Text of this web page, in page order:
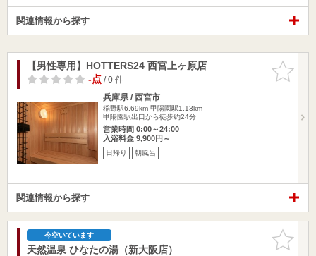
関連情報から探す
お気に入
りに追加
【男性専用】HOTTERS24 西宮上ヶ原店
-点/ 0 件
兵庫県 / 西宮市
稲野駅6.69km 甲陽園駅1.13km
甲陽園駅出口から徒歩約24分
営業時間 0:00～24:00
入浴料金 9,900円～
日帰り 朝風呂
関連情報から探す
お気に入
りに追加
今空いています
天然温泉 ひなたの湯（新大阪店）